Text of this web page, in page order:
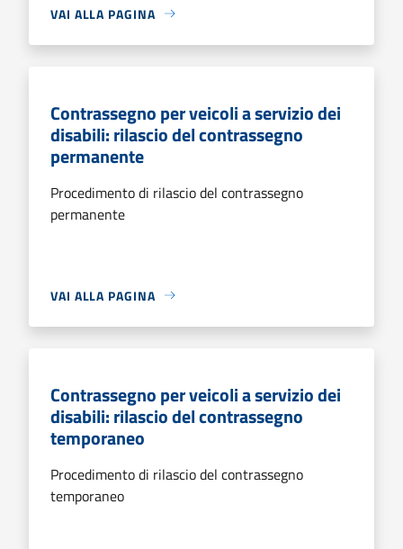
VAI ALLA PAGINA
Contrassegno per veicoli a servizio dei
disabili: rilascio del contrassegno
permanente
Procedimento di rilascio del contrassegno
permanente
VAI ALLA PAGINA
Contrassegno per veicoli a servizio dei
disabili: rilascio del contrassegno
temporaneo
Procedimento di rilascio del contrassegno
temporaneo